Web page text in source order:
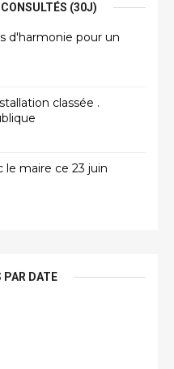
(30J)
d'harmonie pour un
classée .
le maire ce 23 juin
PAR DATE